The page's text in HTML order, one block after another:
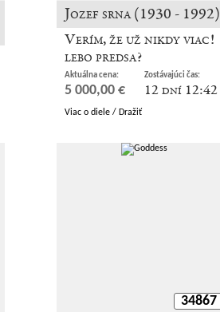
Jozef srna (1930 - 1992)
Verím, že už nikdy viac!
lebo predsa?
Aktuálna cena:
5 000,00 €
Zostávajúci čas:
12 dní 12:42
Viac o diele / Dražiť
34867